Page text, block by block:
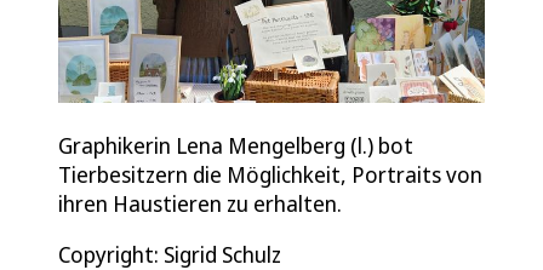
Graphikerin Lena Mengelberg (l.) bot
Tierbesitzern die Möglichkeit, Portraits von
ihren Haustieren zu erhalten.
Copyright: Sigrid Schulz